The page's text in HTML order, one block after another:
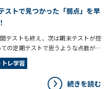
ストで見つかった「弱点」を早
テストも終え、次は期末テストが控
の定期テストで思うような点数が取
識を持ってしまった生徒も多いので
った弱点は早めに克服して、期末テ
う。今回は、苦手箇所の復習に役立
レ学習
続きを読む